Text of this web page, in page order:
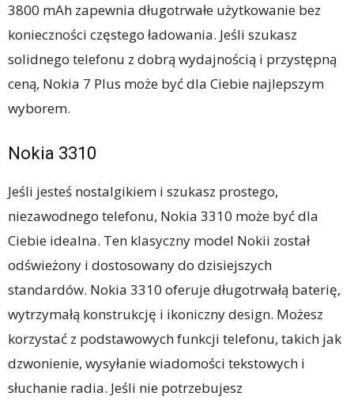
3800 mAh zapewnia długotrwałe użytkowanie bez
konieczności częstego ładowania. Jeśli szukasz
solidnego telefonu z dobrą wydajnością i przystępną
ceną, Nokia 7 Plus może być dla Ciebie najlepszym
wyborem.
Nokia 3310
Jeśli jesteś nostalgikiem i szukasz prostego,
niezawodnego telefonu, Nokia 3310 może być dla
Ciebie idealna. Ten klasyczny model Nokii został
odświeżony i dostosowany do dzisiejszych
standardów. Nokia 3310 oferuje długotrwałą baterię,
wytrzymałą konstrukcję i ikoniczny design. Możesz
korzystać z podstawowych funkcji telefonu, takich jak
dzwonienie, wysyłanie wiadomości tekstowych i
słuchanie radia. Jeśli nie potrzebujesz